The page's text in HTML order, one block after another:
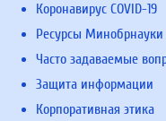
Коронавирус COVID-19
Ресурсы
Часто задаваемые
Защита информации
Корпоративная этика